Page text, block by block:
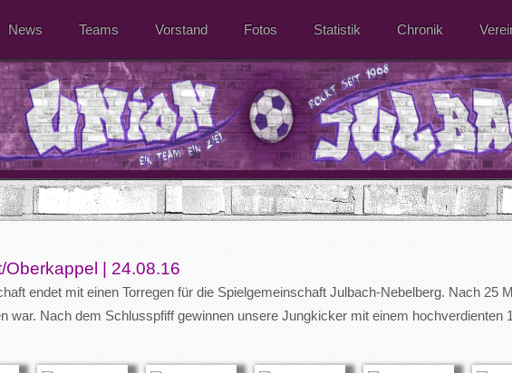
News Teams Vorstand Fotos Statistik Chronik
| 24.08.16
endet mit einen Torregen für die Spielgemeinschaft Julbach-Nebelberg. Nach 25
war. Nach dem Schlusspfiff gewinnen unsere Jungkicker mit einem hochverdienten